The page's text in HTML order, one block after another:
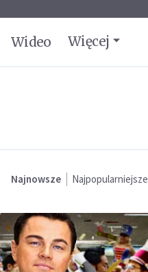
Wideo Więcej
Najnowsze Najpopularniejsze